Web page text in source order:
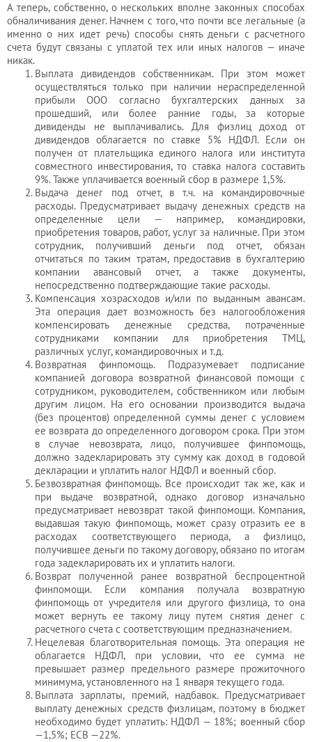
А теперь, собственно, о нескольких вполне законных способах
обналичивания денег. Начнем с того, что почти все легальные (а
именно о них идет речь) способы снять деньги с расчетного
счета будут связаны с уплатой тех или иных налогов — иначе
никак.
Выплата дивидендов собственникам. При этом может
осуществляться только при наличии нераспределенной
прибыли ООО согласно бухгалтерских данных за
прошедший, или более ранние годы, за которые
дивиденды не выплачивались. Для физлиц доход от
дивидендов облагается по ставке 5% НДФЛ. Если он
получен от плательщика единого налога или института
совместного инвестирования, то ставка налога составить
9%. Также уплачивается военный сбор в размере 1,5%.
Выдача денег под отчет, в т.ч. на командировочные
расходы. Предусматривает выдачу денежных средств на
определенные цели — например, командировки,
приобретения товаров, работ, услуг за наличные. При этом
сотрудник, получивший деньги под отчет, обязан
отчитаться по таким тратам, предоставив в бухгалтерию
компании авансовый отчет, а также документы,
непосредственно подтверждающие такие расходы.
Компенсация хозрасходов и/или по выданным авансам.
Эта операция дает возможность без налогообложения
компенсировать денежные средства, потраченные
сотрудниками компании для приобретения ТМЦ,
различных услуг, командировочных и т.д.
Возвратная финпомощь. Подразумевает подписание
компанией договора возвратной финансовой помощи с
сотрудником, руководителем, собственником или любым
другим лицом. На его основании производится выдача
(без процентов) определенной суммы денег с условием
ее возврата до определенного договором срока. При этом
в случае невозврата, лицо, получившее финпомощь,
должно задекларировать эту сумму как доход в годовой
декларации и уплатить налог НДФЛ и военный сбор.
Безвозвратная финпомощь. Все происходит так же, как и
при выдаче возвратной, однако договор изначально
предусматривает невозврат такой финпомощи. Компания,
выдавшая такую финпомощь, может сразу отразить ее в
расходах соответствующего периода, а физлицо,
получившее деньги по такому договору, обязано по итогам
года задекларировать их и уплатить налоги.
Возврат полученной ранее возвратной беспроцентной
финпомощи. Если компания получала возвратную
финпомощь от учредителя или другого физлица, то она
может вернуть ее такому лицу путем снятия денег с
расчетного счета с соответствующим предназначением.
Нецелевая благотворительная помощь. Эта операция не
облагается НДФЛ, при условии, что ее сумма не
превышает размер предельного размере прожиточного
минимума, установленного на 1 января текущего года.
Выплата зарплаты, премий, надбавок. Предусматривает
выплату денежных средств физлицам, поэтому в бюджет
необходимо будет уплатить: НДФЛ — 18%; военный сбор
—1,5%; ЕСВ —22%.